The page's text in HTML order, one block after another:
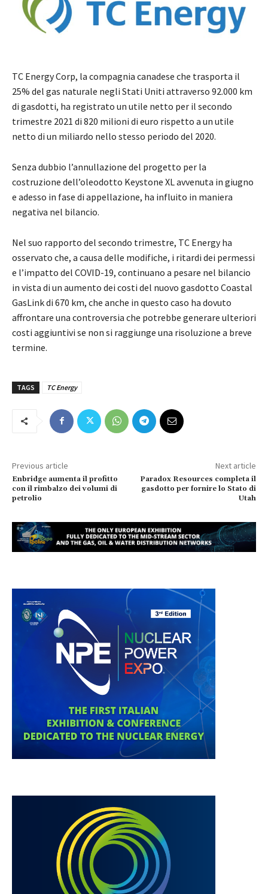
TC Energy Corp, la compagnia canadese che trasporta il
25% del gas naturale negli Stati Uniti attraverso 92.000 km
di gasdotti, ha registrato un utile netto per il secondo
trimestre 2021 di 820 milioni di euro rispetto a un utile
netto di un miliardo nello stesso periodo del 2020.
Senza dubbio l’annullazione del progetto per la
costruzione dell’oleodotto Keystone XL avvenuta in giugno
e adesso in fase di appellazione, ha influito in maniera
negativa nel bilancio.
Nel suo rapporto del secondo trimestre, TC Energy ha
osservato che, a causa delle modifiche, i ritardi dei permessi
e l’impatto del COVID-19, continuano a pesare nel bilancio
in vista di un aumento dei costi del nuovo gasdotto Coastal
GasLink di 670 km, che anche in questo caso ha dovuto
affrontare una controversia che potrebbe generare ulteriori
costi aggiuntivi se non si raggiunge una risoluzione a breve
termine.
TAGS TC Energy
Previous article
Enbridge aumenta il profitto
con il rimbalzo dei volumi di
petrolio
Next article
Paradox Resources completa il
gasdotto per fornire lo Stato di
Utah